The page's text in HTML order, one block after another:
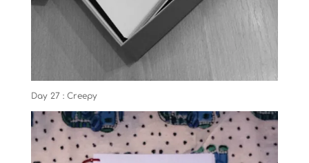
Day 27 : Creepy